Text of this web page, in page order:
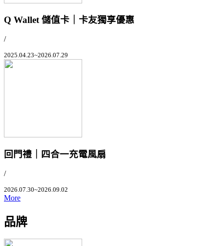
Q Wallet 儲值卡｜卡友獨享優惠
/
2025.04.23~2026.07.29
回門禮｜四合一充電風扇
/
2026.07.30~2026.09.02
More
品牌